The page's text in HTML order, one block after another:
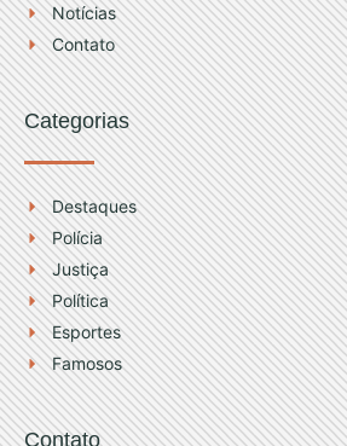
a
g
r
a
m
u
b
e
Notícias
Contato
Categorias
Destaques
Polícia
Justiça
Política
Esportes
Famosos
Contato